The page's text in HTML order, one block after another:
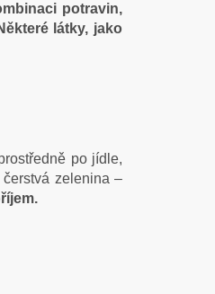
potravin,
látky, jako
po jídle,
zelenina –